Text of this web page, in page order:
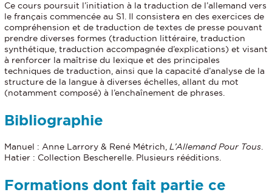
Ce cours poursuit l’initiation à la traduction de l’allemand vers
le français commencée au S1. Il consistera en des exercices de
compréhension et de traduction de textes de presse pouvant
prendre diverses formes (traduction littéraire, traduction
synthétique, traduction accompagnée d’explications) et visant
à renforcer la maîtrise du lexique et des principales
techniques de traduction, ainsi que la capacité d’analyse de la
structure de la langue à diverses échelles, allant du mot
(notamment composé) à l’enchaînement de phrases.
Bibliographie
Manuel : Anne Larrory & René Métrich, L’Allemand Pour Tous.
Hatier : Collection Bescherelle. Plusieurs rééditions.
Formations dont fait partie ce